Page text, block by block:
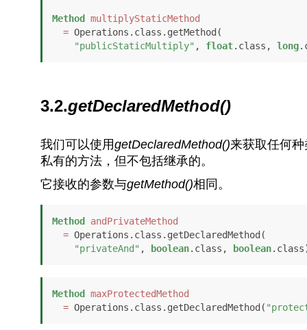
Method
multiplyStaticMethod
= Operations.class.getMethod(
"publicStaticMultiply" , float.class, long
3.2.getDeclaredMethod()
我们可以使用getDeclaredMethod()来获取任何
私有的方法，但不包括继承的。
它接收的参数与getMethod()相同。
Method
andPrivateMethod
= Operations.class.getDeclaredMethod(
"privateAnd" , boolean.class, boolean
Method
maxProtectedMethod
= Operations.class.getDeclaredMethod(